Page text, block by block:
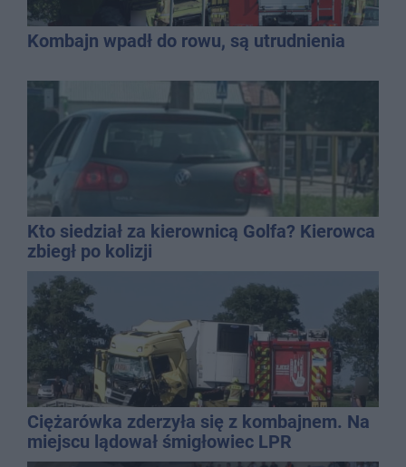
Kombajn wpadł do rowu, są utrudnienia
Kto siedział za kierownicą Golfa? Kierowca
zbiegł po kolizji
Ciężarówka zderzyła się z kombajnem. Na
miejscu lądował śmigłowiec LPR